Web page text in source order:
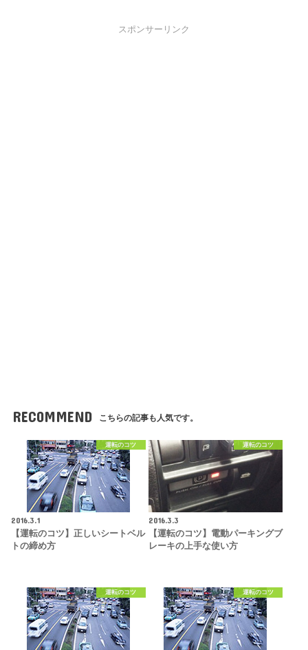
スポンサーリンク
RECOMMEND こちらの記事も人気です。
運転のコツ
2016.3.1
【運転のコツ】正しいシートベル
トの締め方
運転のコツ
2016.3.3
【運転のコツ】電動パーキングブ
レーキの上手な使い方
運転のコツ 運転のコツ